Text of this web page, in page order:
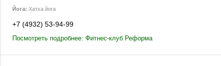
Йога: Хатха йога
+7 (4932) 53-94-99
Посмотреть подробнее: Фитнес-клуб Реформа